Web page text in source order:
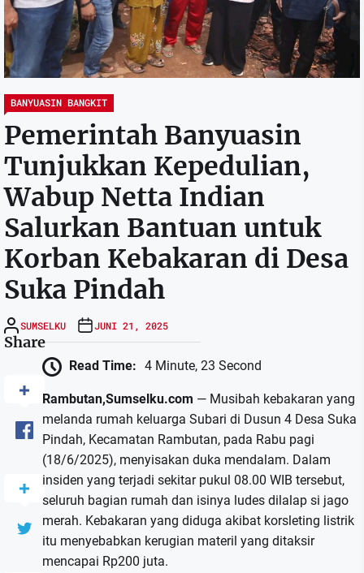
BANYUASIN BANGKIT
Pemerintah Banyuasin
Tunjukkan Kepedulian,
Wabup Netta Indian
Salurkan Bantuan untuk
Korban Kebakaran di Desa
Suka Pindah
SUMSELKU JUNI 21, 2025
Share
Read Time: 4 Minute, 23 Second
Rambutan,Sumselku.com — Musibah kebakaran yang
melanda rumah keluarga Subari di Dusun 4 Desa Suka
Pindah, Kecamatan Rambutan, pada Rabu pagi
(18/6/2025), menyisakan duka mendalam. Dalam
insiden yang terjadi sekitar pukul 08.00 WIB tersebut,
seluruh bagian rumah dan isinya ludes dilalap si jago
merah. Kebakaran yang diduga akibat korsleting listrik
itu menyebabkan kerugian materil yang ditaksir
mencapai Rp200 juta.